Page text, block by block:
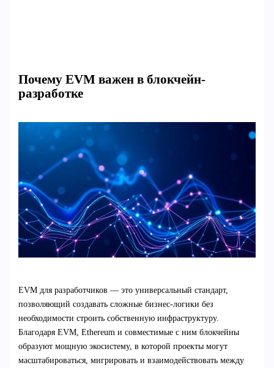
Почему EVM важен в блокчейн-
разработке
EVM для разработчиков — это универсальный стандарт,
позволяющий создавать сложные бизнес-логики без
необходимости строить собственную инфраструктуру.
Благодаря EVM, Ethereum и совместимые с ним блокчейны
образуют мощную экосистему, в которой проекты могут
масштабироваться, мигрировать и взаимодействовать между